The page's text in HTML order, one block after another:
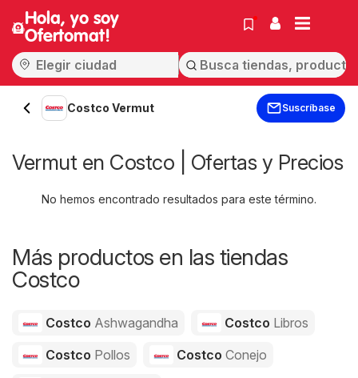
Hola, yo soy
Ofertomat!
Costco Vermut Suscríbase
Vermut en Costco | Ofertas y Precios
No hemos encontrado resultados para este término.
Más productos en las tiendas
Costco
Costco Ashwagandha Costco Libros
Costco Pollos Costco Conejo